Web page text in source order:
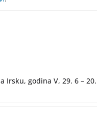
Irsku, godina V, 29. 6 –